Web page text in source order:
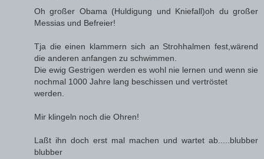
Oh großer Obama (Huldigung und Kniefall)oh du großer
Messias und Befreier!
Tja die einen klammern sich an Strohhalmen fest,wärend
die anderen anfangen zu schwimmen.
Die ewig Gestrigen werden es wohl nie lernen und wenn sie
nochmal 1000 Jahre lang beschissen und vertröstet
werden.
Mir klingeln noch die Ohren!
Laßt ihn doch erst mal machen und wartet ab.....blubber
blubber